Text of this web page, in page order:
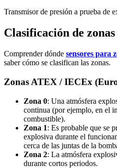
Transmisor de presión a prueba de
Clasificación de
Comprender dónde sensores para
saber cómo se clasifican las zonas.
Zonas ATEX / IECEx
Zona 0: Una atmósfera
continua (por ejemplo, en el
combustible).
Zona 1: Es probable que se
explosiva durante el
cerca de las juntas de la
Zona 2: La atmósfera
durante cortos periodos.